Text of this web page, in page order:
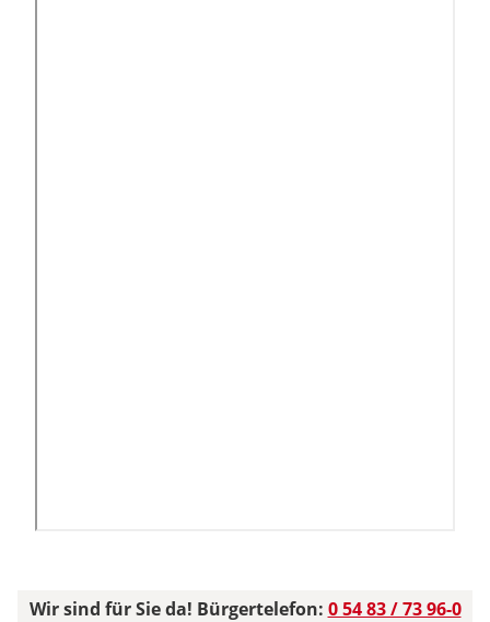
Wir sind für Sie da! Bürgertelefon: 0 54 83 / 73 96-0